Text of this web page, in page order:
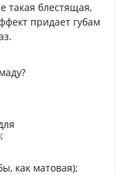
такая блестящая,
придает губам
как матовая);